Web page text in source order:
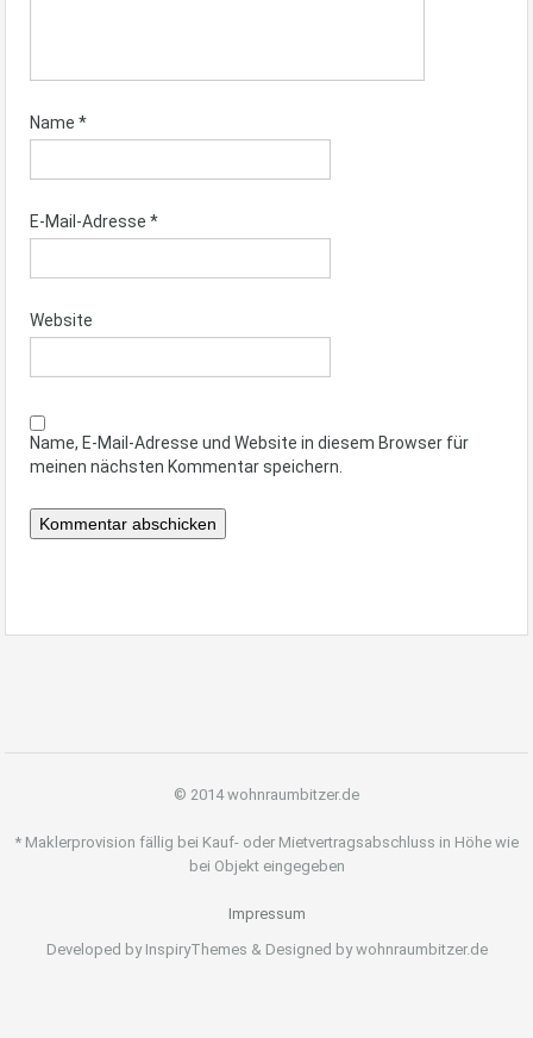
Name *
E-Mail-Adresse *
Website
Name, E-Mail-Adresse und Website in diesem Browser für
meinen nächsten Kommentar speichern.
© 2014 wohnraumbitzer.de
* Maklerprovision fällig bei Kauf- oder Mietvertragsabschluss in Höhe wie
bei Objekt eingegeben
Impressum
Developed by InspiryThemes & Designed by wohnraumbitzer.de